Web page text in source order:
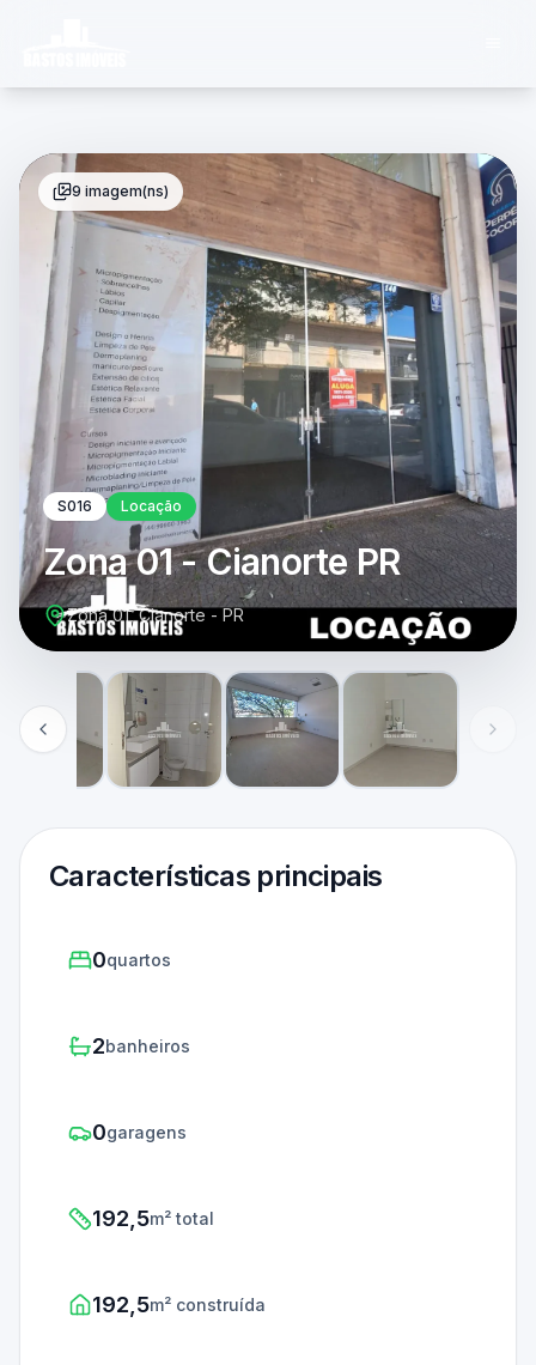
S016 Locação
Zona 01 - Cianorte PR
Zona 01, Cianorte - PR
9 imagem(ns)
Características principais
0quartos
2banheiros
0garagens
192,5m² total
192,5m² construída